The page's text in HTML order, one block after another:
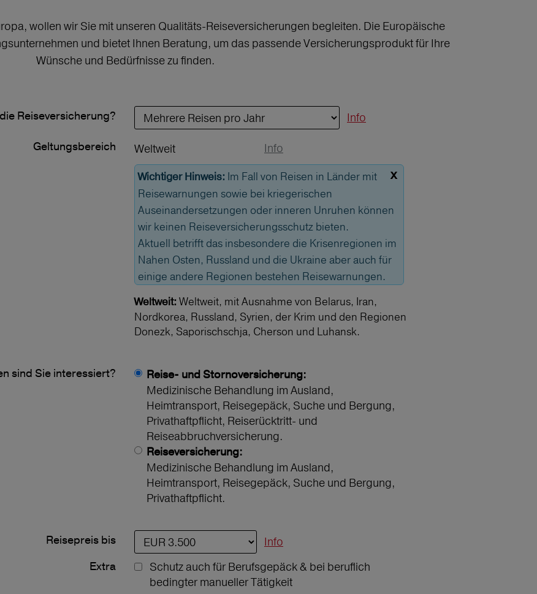
wollen wir Sie mit unseren Qualitäts-Reiseversicherungen begleiten. Die Europäische
und bietet Ihnen Beratung, um das passende Versicherungsprodukt für Ihre
Wünsche und Bedürfnisse zu finden.
Reiseversicherung? Info
Geltungs­bereich Weltweit Info
x
Wichtiger Hinweis: Im Fall von Reisen in Länder mit
Reisewarnungen sowie bei kriegerischen
Auseinandersetzungen oder inneren Unruhen können
wir keinen Reiseversicherungsschutz bieten.
Aktuell betrifft das insbesondere die Krisenregionen im
Nahen Osten, Russland und die Ukraine aber auch für
einige andere Regionen bestehen Reisewarnungen.
Weltweit: Weltweit, mit Ausnahme von Belarus, Iran,
Nordkorea, Russland, Syrien, der Krim und den Regionen
Donezk, Saporischschja, Cherson und Luhansk.
sind Sie interessiert?
Reise- und Stornoversicherung:
Medizinische Behandlung im Ausland,
Heimtransport, Reisegepäck, Suche und Bergung,
Privathaftpflicht, Reiserücktritt- und
Reiseabbruchversicherung.
Reiseversicherung:
Medizinische Behandlung im Ausland,
Heimtransport, Reisegepäck, Suche und Bergung,
Privathaftpflicht.
Reisepreis bis
Info
Extra
Schutz auch für Berufsgepäck & bei beruflich
bedingter manueller Tätigkeit